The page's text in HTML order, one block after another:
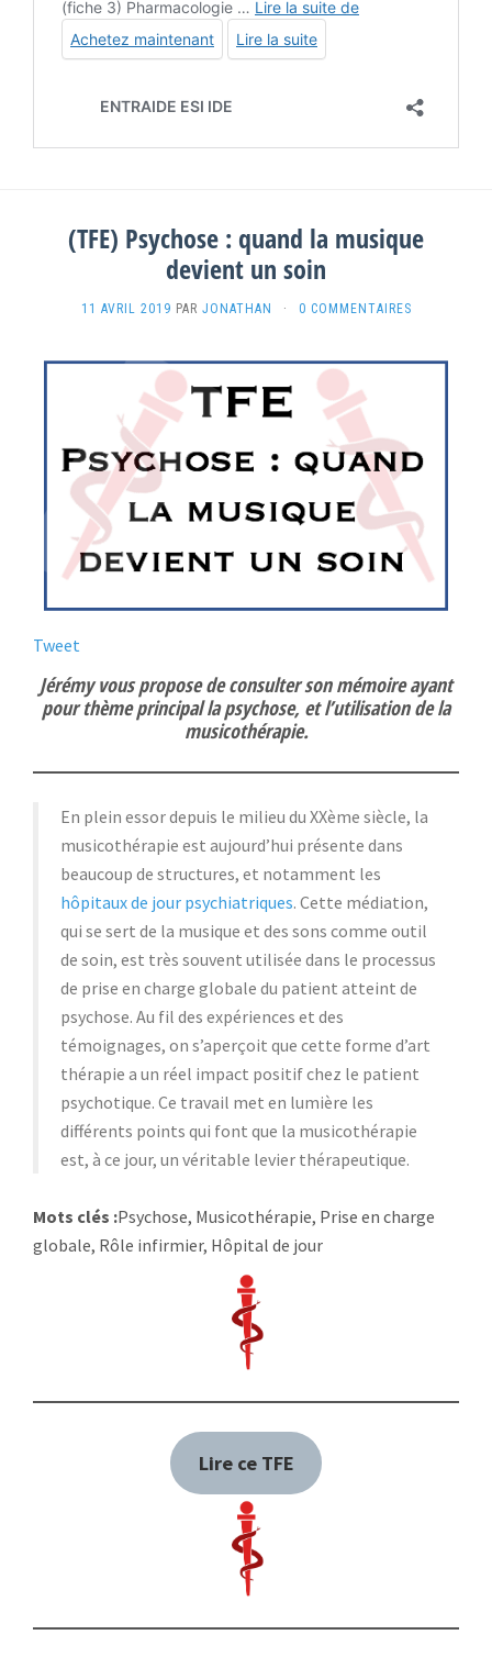
(TFE) Psychose : quand la musique
devient un soin
11 AVRIL 2019 PAR JONATHAN · 0 COMMENTAIRES
Tweet
Jérémy vous propose de consulter son mémoire ayant
pour thème principal la psychose, et l’utilisation de la
musicothérapie.
En plein essor depuis le milieu du XXème siècle, la
musicothérapie est aujourd’hui présente dans
beaucoup de structures, et notamment les
hôpitaux de jour psychiatriques. Cette médiation,
qui se sert de la musique et des sons comme outil
de soin, est très souvent utilisée dans le processus
de prise en charge globale du patient atteint de
psychose. Au fil des expériences et des
témoignages, on s’aperçoit que cette forme d’art
thérapie a un réel impact positif chez le patient
psychotique. Ce travail met en lumière les
différents points qui font que la musicothérapie
est, à ce jour, un véritable levier thérapeutique.
Mots clés :Psychose, Musicothérapie, Prise en charge
globale, Rôle infirmier, Hôpital de jour
Lire ce TFE